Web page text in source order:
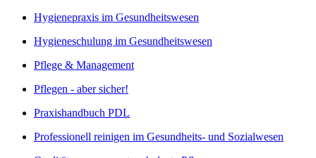
Hygienepraxis im Gesundheitswesen
Hygieneschulung im Gesundheitswesen
Pflege & Management
Pflegen - aber sicher!
Praxishandbuch PDL
Professionell reinigen im Gesundheits- und Sozialwesen